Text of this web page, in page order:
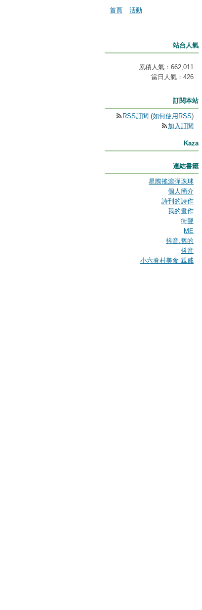
首頁 活動
站台人氣
累積人氣： 662,011
當日人氣： 426
訂閱本站
RSS訂閱 (如何使用RSS)
加入訂閱
Kaza
連結書籤
星際搖滾彈珠球
個人簡介
詩刊的詩作
我的畫作
街聲
ME
抖音.舊的
抖音
小六眷村美食-親戚